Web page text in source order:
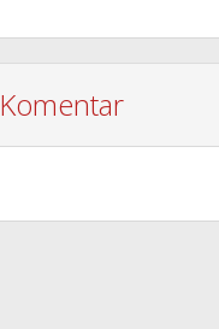
Komentar